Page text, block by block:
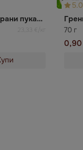
Карамелизирани пуканки с вкус кола BOOMZA
23,33 €/кг
5.0
70 г